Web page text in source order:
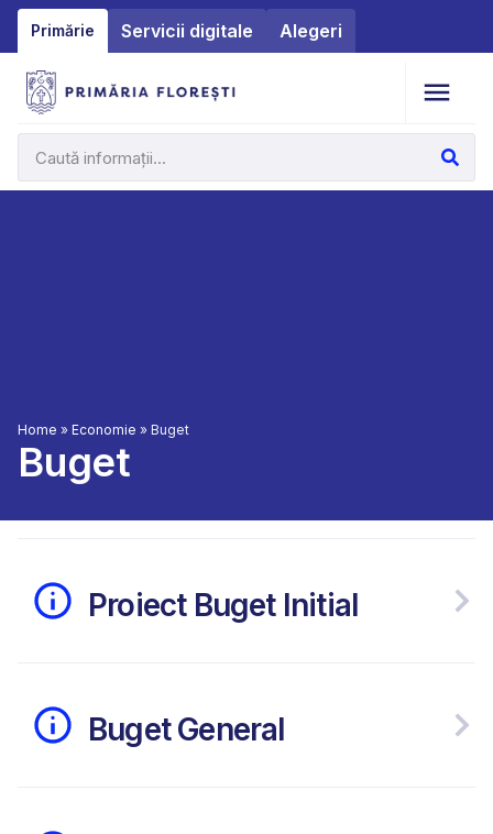
Primărie Servicii digitale Alegeri
Home » Economie » Buget
Buget
Proiect Buget Initial
Buget General